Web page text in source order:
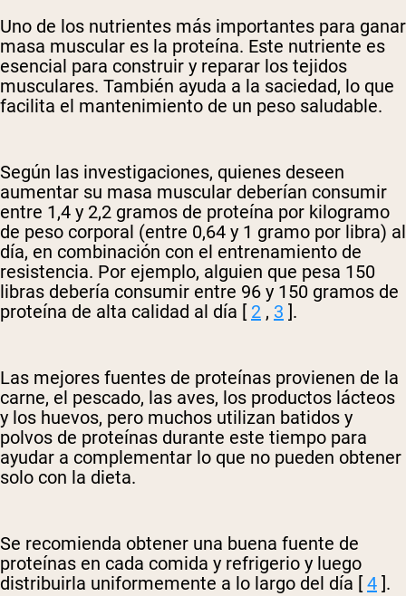
Uno de los nutrientes más importantes para ganar
masa muscular es la proteína. Este nutriente es
esencial para construir y reparar los tejidos
musculares. También ayuda a la saciedad, lo que
facilita el mantenimiento de un peso saludable.
Según las investigaciones, quienes deseen
aumentar su masa muscular deberían consumir
entre 1,4 y 2,2 gramos de proteína por kilogramo
de peso corporal (entre 0,64 y 1 gramo por libra) al
día, en combinación con el entrenamiento de
resistencia. Por ejemplo, alguien que pesa 150
libras debería consumir entre 96 y 150 gramos de
proteína de alta calidad al día [ 2 , 3 ].
Las mejores fuentes de proteínas provienen de la
carne, el pescado, las aves, los productos lácteos
y los huevos, pero muchos utilizan batidos y
polvos de proteínas durante este tiempo para
ayudar a complementar lo que no pueden obtener
solo con la dieta.
Se recomienda obtener una buena fuente de
proteínas en cada comida y refrigerio y luego
distribuirla uniformemente a lo largo del día [ ​​4 ].